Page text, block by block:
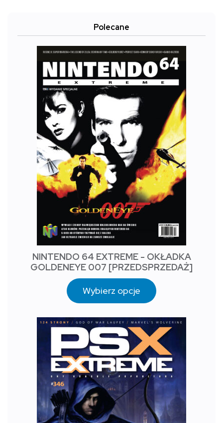
Polecane
NINTENDO 64 EXTREME - OKŁADKA
GOLDENEYE 007 [PRZEDSPRZEDAŻ]
Wybierz opcje